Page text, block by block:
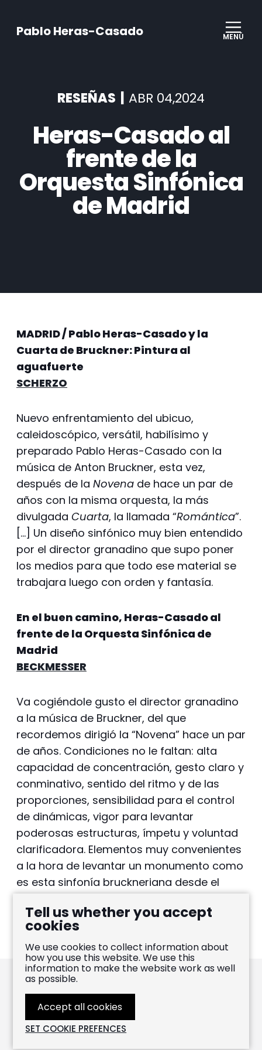
Pablo Heras-Casado MENÚ
RESEÑAS | ABR 04,2024
Heras-Casado al
frente de la
Orquesta Sinfónica
de Madrid
MADRID / Pablo Heras-Casado y la
Cuarta de Bruckner: Pintura al
aguafuerte
SCHERZO
Nuevo enfrentamiento del ubicuo,
caleidoscópico, versátil, habilísimo y
preparado Pablo Heras-Casado con la
música de Anton Bruckner, esta vez,
después de la Novena de hace un par de
años con la misma orquesta, la más
divulgada Cuarta, la llamada “Romántica”.
[…] Un diseño sinfónico muy bien entendido
por el director granadino que supo poner
los medios para que todo ese material se
trabajara luego con orden y fantasía.
En el buen camino, Heras-Casado al
frente de la Orquesta Sinfónica de
Madrid
BECKMESSER
Va cogiéndole gusto el director granadino
a la música de Bruckner, del que
recordemos dirigió la “Novena” hace un par
de años. Condiciones no le faltan: alta
capacidad de concentración, gesto claro y
conminativo, sentido del ritmo y de las
proporciones, sensibilidad para el control
de dinámicas, vigor para levantar
poderosas estructuras, ímpetu y voluntad
clarificadora. Elementos muy convenientes
a la hora de levantar un monumento como
es esta sinfonía bruckneriana desde el
mismo y sigiloso comienzo.
Pablo Heras-Casado
FOLLOW
LIKE
Tell us whether you accept
cookies
We use cookies to collect information about
how you use this website. We use this
information to make the website work as well
as possible.
Accept all cookies
SET COOKIE PREFENCES